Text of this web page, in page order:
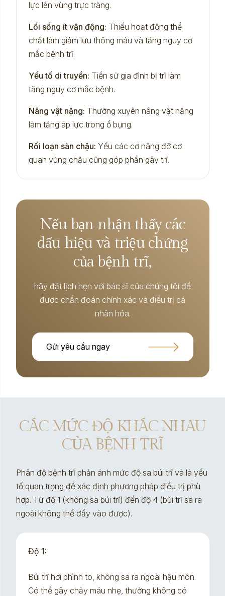
lực lên vùng trực tràng.
Lối sống ít vận động: Thiếu hoạt động thể
chất làm giảm lưu thông máu và tăng nguy cơ
mắc bệnh trĩ.
Yếu tố di truyền: Tiền sử gia đình bị trĩ làm
tăng nguy cơ mắc bệnh.
Nâng vật nặng: Thường xuyên nâng vật nặng
làm tăng áp lực trong ổ bụng.
Rối loạn sàn chậu: Yếu các cơ nâng đỡ cơ
quan vùng chậu cũng góp phần gây trĩ.
Nếu bạn nhận thấy các
dấu hiệu và triệu chứng
của bệnh trĩ,
hãy đặt lịch hẹn với bác sĩ của chúng tôi để
được chẩn đoán chính xác và điều trị cá
nhân hóa.
Gửi yêu cầu ngay
CÁC MỨC ĐỘ KHÁC NHAU
CỦA BỆNH TRĨ
Phân độ bệnh trĩ phản ánh mức độ sa búi trĩ và là yếu
tố quan trọng để xác định phương pháp điều trị phù
hợp. Từ độ 1 (không sa búi trĩ) đến độ 4 (búi trĩ sa ra
ngoài không thể đẩy vào được).
Độ 1:
Búi trĩ hơi phình to, không sa ra ngoài hậu môn.
Có thể gây chảy máu nhẹ, thường không có